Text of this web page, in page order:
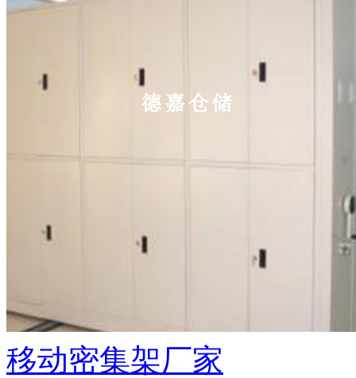
移动密集架厂家